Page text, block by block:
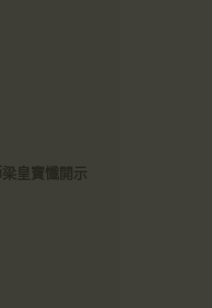
皇寶懺開示